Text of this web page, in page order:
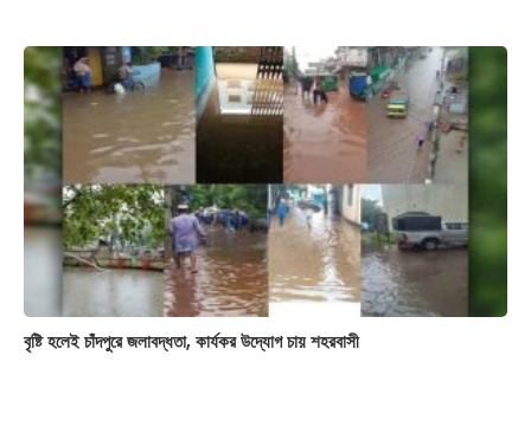
বৃষ্টি হলেই চাঁদপুরে জলাবদ্ধতা, কার্যকর উদ্যোগ চায় শহরবাসী